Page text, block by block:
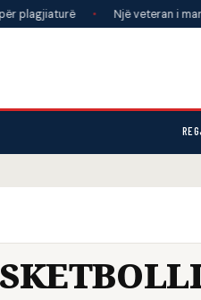
• Një veteran i marinës